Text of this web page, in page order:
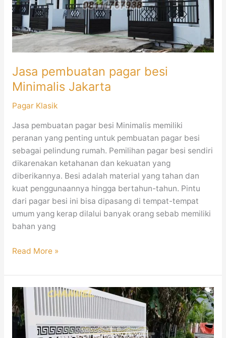
Jasa pembuatan pagar besi
Minimalis Jakarta
Pagar Klasik
Jasa pembuatan pagar besi Minimalis memiliki
peranan yang penting untuk pembuatan pagar besi
sebagai pelindung rumah. Pemilihan pagar besi sendiri
dikarenakan ketahanan dan kekuatan yang
diberikannya. Besi adalah material yang tahan dan
kuat penggunaannya hingga bertahun-tahun. Pintu
dari pagar besi ini bisa dipasang di tempat-tempat
umum yang kerap dilalui banyak orang sebab memiliki
bahan yang
Read More »
Pagar
Besi
Minimalis
Modern